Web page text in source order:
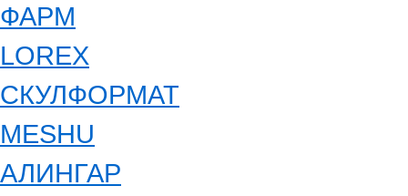
ФАРМ
LOREX
СКУЛФОРМАТ
MESHU
АЛИНГАР